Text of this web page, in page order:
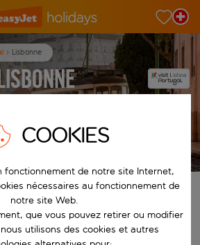
Lisbonne
de rêve
COOKIES
fonctionnement de notre site Internet,
nécessaires au fonctionnement de
notre site Web.
que vous pouvez retirer ou modifier
utilisons des cookies et autres